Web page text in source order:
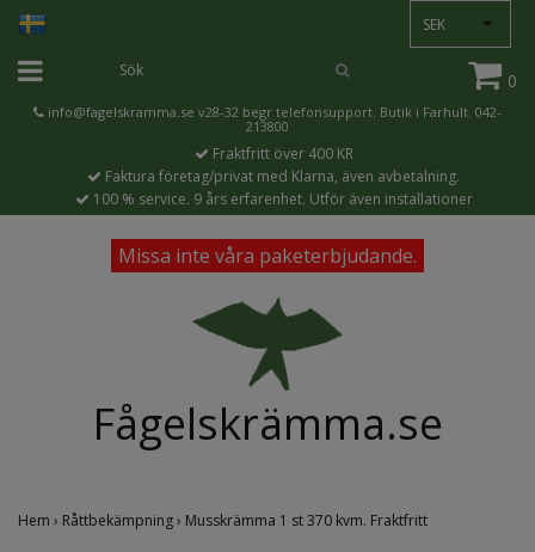
SEK
0
info@fagelskramma.se v28-32 begr telefonsupport. Butik i Farhult. 042-
213800
Fraktfritt över 400 KR
Faktura företag/privat med Klarna, även avbetalning.
100 % service. 9 års erfarenhet. Utför även installationer
Missa inte våra paketerbjudande.
Fågelskrämma.se
Hem › Råttbekämpning› Musskrämma 1 st 370 kvm. Fraktfritt